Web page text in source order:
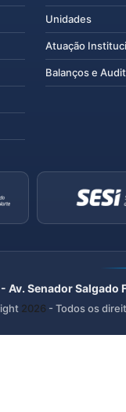
Unidades
Atuação
Balanços e
Av. Senador
2026 - Todos os